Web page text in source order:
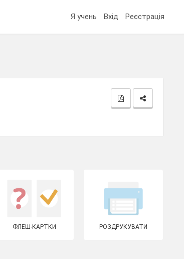
Я учень Вхід Реєстрація
ФЛЕШ-КАРТКИ РОЗДРУКУВАТИ